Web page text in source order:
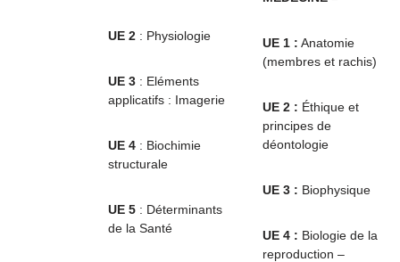
UE 2 : Physiologie
UE 3 : Eléments
applicatifs : Imagerie
UE 4 : Biochimie
structurale
UE 5 : Déterminants
de la Santé
UE 1 : Anatomie
(membres et rachis)
UE 2 : Éthique et
principes de
déontologie
UE 3 : Biophysique
UE 4 : Biologie de la
reproduction –